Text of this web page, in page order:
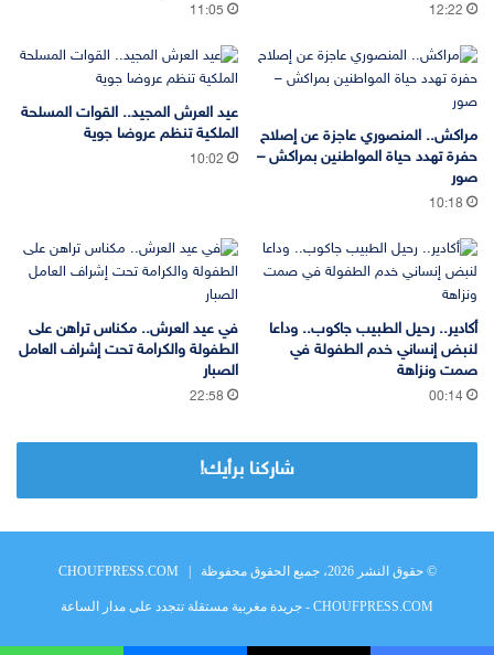
12:22
11:05
مراكش.. المنصوري عاجزة عن إصلاح
حفرة تهدد حياة المواطنين بمراكش –
صور
10:18
عيد العرش المجيد.. القوات المسلحة
الملكية تنظم عروضا جوية
10:02
أكادير.. رحيل الطبيب جاكوب.. وداعا
لنبض إنساني خدم الطفولة في
صمت ونزاهة
00:14
في عيد العرش.. مكناس تراهن على
الطفولة والكرامة تحت إشراف العامل
الصبار
22:58
شاركنا برأيك!
© حقوق النشر 2026، جميع الحقوق محفوظة | CHOUFPRESS.COM
CHOUFPRESS.COM - جريدة مغربية مستقلة تتجدد على مدار الساعة